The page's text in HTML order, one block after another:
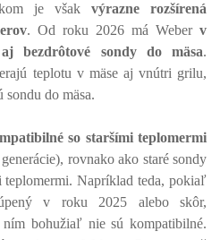
je však výrazne rozšírená
. Od roku 2026 má Weber v
bezdrôtové sondy do mäsa.
teplotu v mäse aj vnútri grilu,
sondu do mäsa.
so staršími teplomermi
rovnako ako staré sondy
Napríklad teda, pokiaľ
v roku 2025 alebo skôr,
bohužiaľ nie sú kompatibilné.